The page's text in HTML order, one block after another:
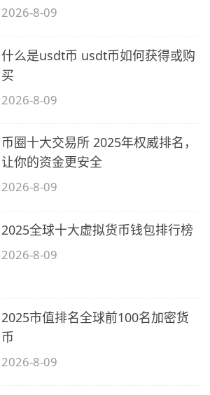
2026-8-09
什么是usdt币 usdt币如何获得或购
买
2026-8-09
币圈十大交易所 2025年权威排名，
让你的资金更安全
2026-8-09
2025全球十大虚拟货币钱包排行榜
2026-8-09
2025市值排名全球前100名加密货
币
2026-8-09